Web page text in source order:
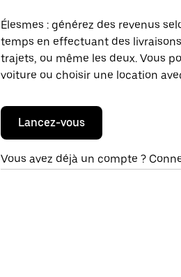
Élesmes : générez des revenus
temps en effectuant des
trajets, ou même les deux. Vous
voiture ou choisir une location
Lancez-vous
Vous avez déjà un compte ?